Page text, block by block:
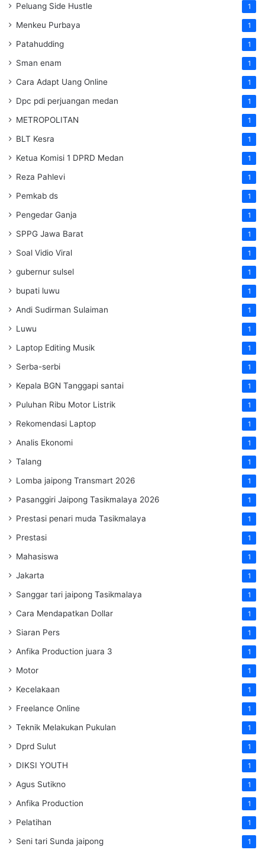
Peluang Side Hustle 1
Menkeu Purbaya 1
Patahudding 1
Sman enam 1
Cara Adapt Uang Online 1
Dpc pdi perjuangan medan 1
METROPOLITAN 1
BLT Kesra 1
Ketua Komisi 1 DPRD Medan 1
Reza Pahlevi 1
Pemkab ds 1
Pengedar Ganja 1
SPPG Jawa Barat 1
Soal Vidio Viral 1
gubernur sulsel 1
bupati luwu 1
Andi Sudirman Sulaiman 1
Luwu 1
Laptop Editing Musik 1
Serba-serbi 1
Kepala BGN Tanggapi santai 1
Puluhan Ribu Motor Listrik 1
Rekomendasi Laptop 1
Analis Ekonomi 1
Talang 1
Lomba jaipong Transmart 2026 1
Pasanggiri Jaipong Tasikmalaya 2026 1
Prestasi penari muda Tasikmalaya 1
Prestasi 1
Mahasiswa 1
Jakarta 1
Sanggar tari jaipong Tasikmalaya 1
Cara Mendapatkan Dollar 1
Siaran Pers 1
Anfika Production juara 3 1
Motor 1
Kecelakaan 1
Freelance Online 1
Teknik Melakukan Pukulan 1
Dprd Sulut 1
DIKSI YOUTH 1
Agus Sutikno 1
Anfika Production 1
Pelatihan 1
Seni tari Sunda jaipong 1